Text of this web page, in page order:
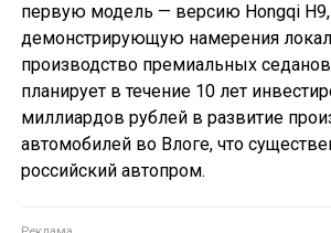
первую модель — версию Hongqi H9,
демонстрирующую намерения
производство премиальных
планирует в течение 10 лет
миллиардов рублей в развитие
автомобилей во Влоге, что
российский автопром.